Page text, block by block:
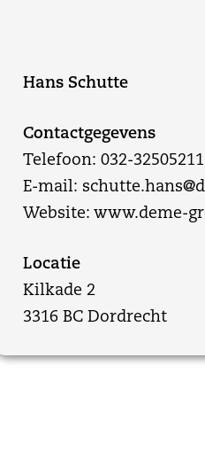
Hans Schutte
Contactgegevens
Telefoon: 032-32505211
E-mail:
Website:www.deme-
Locatie
Kilkade 2
3316 BC Dordrecht